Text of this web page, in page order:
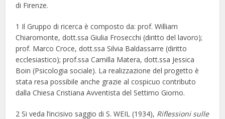
di Firenze.
1 Il Gruppo di ricerca è composto da: prof. William
Chiaromonte, dott.ssa Giulia Frosecchi (diritto del lavoro);
prof. Marco Croce, dott.ssa Silvia Baldassarre (diritto
ecclesiastico); prof.ssa Camilla Matera, dott.ssa Jessica
Boin (Psicologia sociale). La realizzazione del progetto è
stata resa possibile anche grazie al cospicuo contributo
dalla Chiesa Cristiana Avventista del Settimo Giorno.
2 Si veda l’incisivo saggio di S. WEIL (1934), Riflessioni sulle